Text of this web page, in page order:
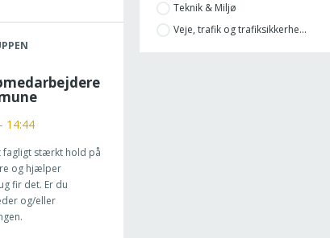
Teknik & Miljø
Veje, trafik og trafiksikkerhe...
14:44
fagligt stærkt hold på
og hjælper
fir det. Er du
og/eller